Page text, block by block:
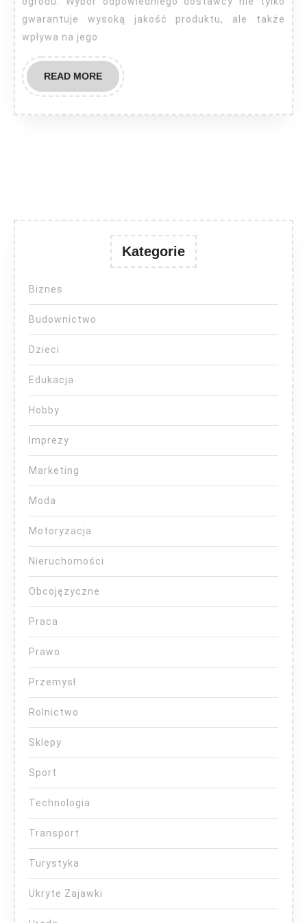
gwarantuje wysoką jakość produktu, ale także
wpływa na jego
READ MOREREAD
MORE
Kategorie
Biznes
Budownictwo
Dzieci
Edukacja
Hobby
Imprezy
Marketing
Moda
Motoryzacja
Nieruchomości
Obcojęzyczne
Praca
Prawo
Przemysł
Rolnictwo
Sklepy
Sport
Technologia
Transport
Turystyka
Ukryte Zajawki